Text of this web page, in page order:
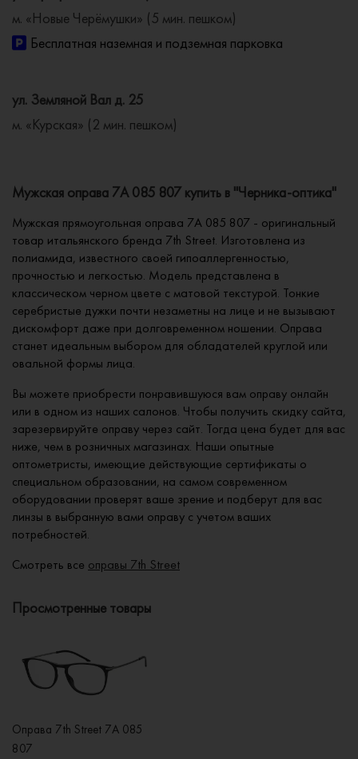
м. «Новые Черёмушки» (5 мин. пешком)
Бесплатная наземная и подземная парковка
ул. Земляной Вал д. 25
м. «Курская» (2 мин. пешком)
Мужская оправа 7A 085 807 купить в "Черника-оптика"
Мужская прямоугольная оправа 7A 085 807 - оригинальный
товар итальянского бренда 7th Street. Изготовлена из
полиамида, известного своей гипоаллергенностью,
прочностью и легкостью. Модель представлена в
классическом черном цвете с матовой текстурой. Тонкие
серебристые дужки почти незаметны на лице и не вызывают
дискомфорт даже при долговременном ношении. Оправа
станет идеальным выбором для обладателей круглой или
овальной формы лица.
Вы можете приобрести понравившуюся вам оправу онлайн
или в одном из наших салонов. Чтобы получить скидку сайта,
зарезервируйте оправу через сайт. Тогда цена будет для вас
ниже, чем в розничных магазинах. Наши опытные
оптометристы, имеющие действующие сертификаты о
специальном образовании, на самом современном
оборудовании проверят ваше зрение и подберут для вас
линзы в выбранную вами оправу с учетом ваших
потребностей.
Смотреть все оправы 7th Street
Просмотренные товары
Оправа 7th Street 7A 085
807